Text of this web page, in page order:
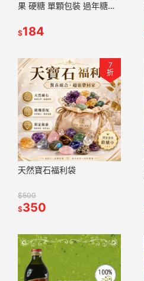
果 硬糖 單顆包裝 過年糖果
【甜園】
$184
7
折
天然寶石福利袋
$500
$350